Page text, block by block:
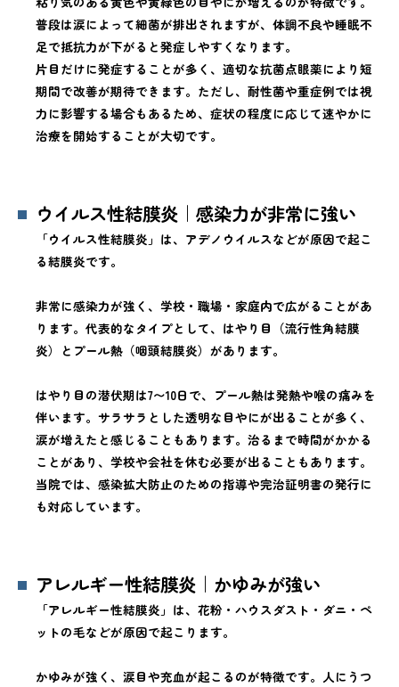
普段は涙によって細菌が排出されますが、体調不良や睡眠不
足で抵抗力が下がると発症しやすくなります。
片目だけに発症することが多く、適切な抗菌点眼薬により短
期間で改善が期待できます。ただし、耐性菌や重症例では視
力に影響する場合もあるため、症状の程度に応じて速やかに
治療を開始することが大切です。
ウイルス性結膜炎｜感染力が非常に強い
「ウイルス性結膜炎」は、アデノウイルスなどが原因で起こ
る結膜炎です。
非常に感染力が強く、学校・職場・家庭内で広がることがあ
ります。代表的なタイプとして、はやり目（流行性角結膜
炎）とプール熱（咽頭結膜炎）があります。
はやり目の潜伏期は7〜10日で、プール熱は発熱や喉の痛みを
伴います。サラサラとした透明な目やにが出ることが多く、
涙が増えたと感じることもあります。治るまで時間がかかる
ことがあり、学校や会社を休む必要が出ることもあります。
当院では、感染拡大防止のための指導や完治証明書の発行に
も対応しています。
アレルギー性結膜炎｜かゆみが強い
「アレルギー性結膜炎」は、花粉・ハウスダスト・ダニ・ペ
ットの毛などが原因で起こります。
かゆみが強く、涙目や充血が起こるのが特徴です。人にうつ